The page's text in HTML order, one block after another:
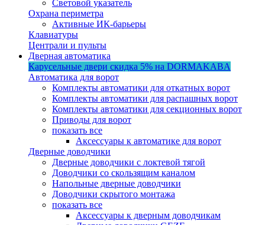
Световой указатель
Охрана периметра
Активные ИК-барьеры
Клавиатуры
Централи и пульты
Дверная автоматика
Карусельные двери скидка 5% на DORMAKABA
Автоматика для ворот
Комплекты автоматики для откатных ворот
Комплекты автоматики для распашных ворот
Комплекты автоматики для секционных ворот
Приводы для ворот
показать все
Аксессуары к автоматике для ворот
Дверные доводчики
Дверные доводчики с локтевой тягой
Доводчики со скользящим каналом
Напольные дверные доводчики
Доводчики скрытого монтажа
показать все
Аксессуары к дверным доводчикам